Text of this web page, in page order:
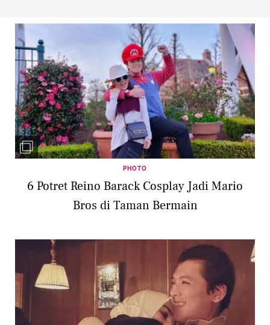
PHOTO
6 Potret Reino Barack Cosplay Jadi Mario
Bros di Taman Bermain